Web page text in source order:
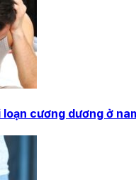
cương dương ở